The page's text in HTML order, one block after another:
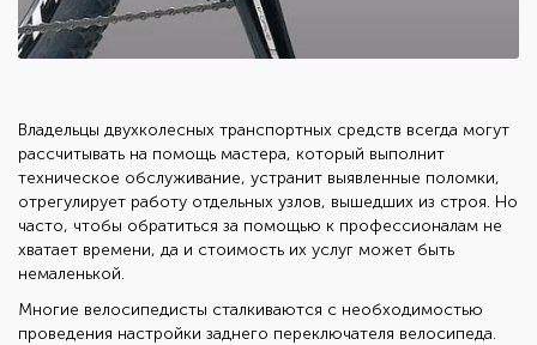
Владельцы двухколесных транспортных средств всегда могут
рассчитывать на помощь мастера, который выполнит
техническое обслуживание, устранит выявленные поломки,
отрегулирует работу отдельных узлов, вышедших из строя. Но
часто, чтобы обратиться за помощью к профессионалам не
хватает времени, да и стоимость их услуг может быть
немаленькой.
Многие велосипедисты сталкиваются с необходимостью
проведения настройки заднего переключателя велосипеда.